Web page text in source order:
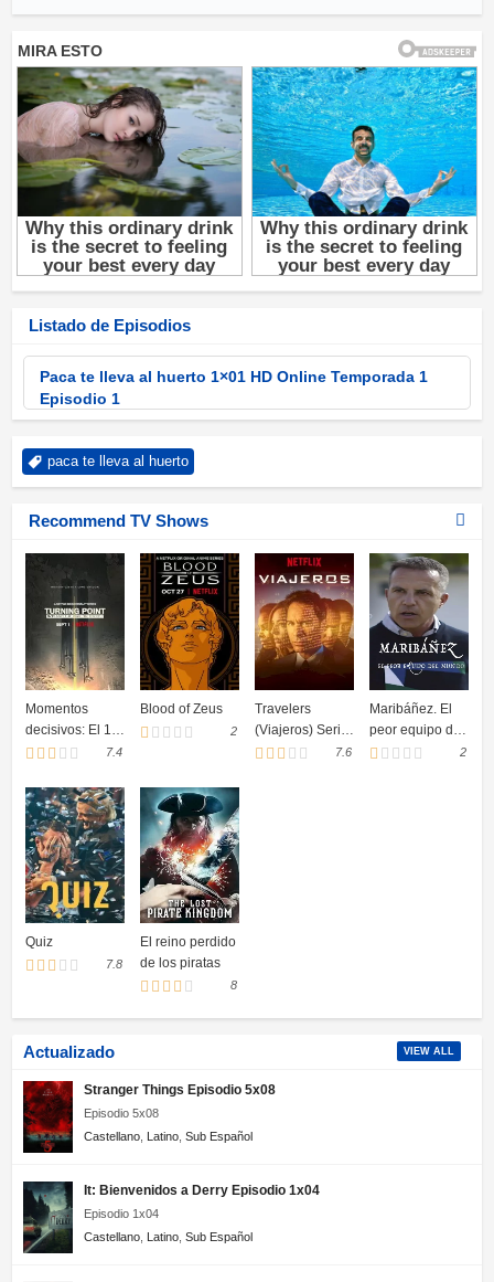
Listado de Episodios
Paca te lleva al huerto 1×01 HD Online Temporada 1
Episodio 1
paca te lleva al huerto
Recommend TV Shows
Momentos
decisivos: El 11-
S y la guerra
terrorismo
7.4
Blood of Zeus
2
Travelers
(Viajeros) Serie
Completa
7.6
Maribáñez. El
peor equipo del
mundo
2
Quiz
7.8
El reino perdido
de los piratas
8
Actualizado VIEW ALL
Stranger Things Episodio 5x08
Episodio 5x08
Castellano Latino Sub Español
It: Bienvenidos a Derry Episodio 1x04
Episodio 1x04
Castellano Latino Sub Español